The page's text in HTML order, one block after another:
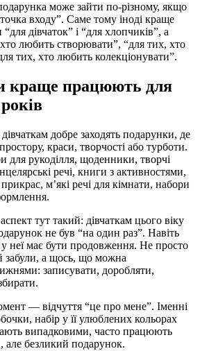
може зайти по-різному, якщо
входу”. Саме тому іноді краще
дівчаток” і “для хлопчиків”, а
любить створювати”, “для тих, хто
тих, хто любить колекціонувати”.
краще працюють для
добре заходять подарунки, де
краси, творчості або турботи.
для рукоділля, щоденники, творчі
речі, книги з активностями,
м’які речі для кімнати, набори
тут такий: дівчаткам цього віку
не був “на один раз”. Навіть
неї має бути продовження. Не просто
забули, а щось, що можна
записувати, доробляти,
— відчуття “це про мене”. Іменні
набір у її улюблених кольорах
випадковими, часто працюють
але безликий подарунок.